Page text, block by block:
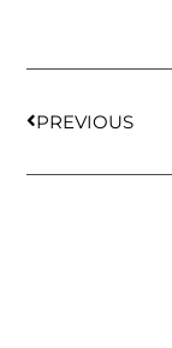
PREVIOUS